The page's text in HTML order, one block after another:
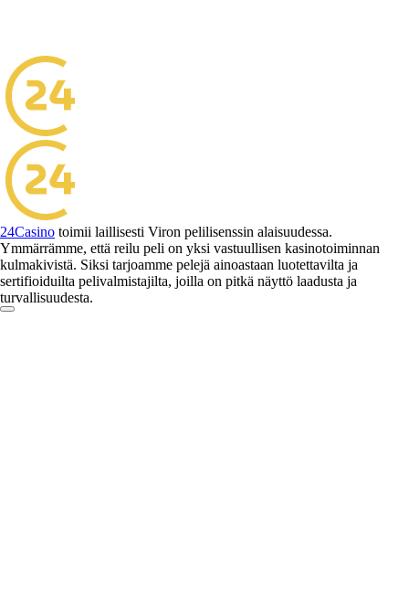
24Casino toimii laillisesti Viron pelilisenssin alaisuudessa.
Ymmärrämme, että reilu peli on yksi vastuullisen kasinotoiminnan
kulmakivistä. Siksi tarjoamme pelejä ainoastaan luotettavilta ja
sertifioiduilta pelivalmistajilta, joilla on pitkä näyttö laadusta ja
turvallisuudesta.